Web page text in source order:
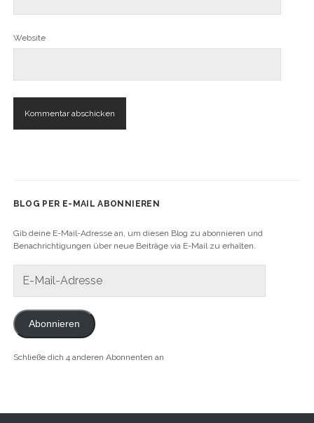
Website
BLOG PER E-MAIL ABONNIEREN
Gib deine E-Mail-Adresse an, um diesen Blog zu abonnieren und
Benachrichtigungen über neue Beiträge via E-Mail zu erhalten.
Mail-
Adresse
Abonnieren
Schließe dich 4 anderen Abonnenten an